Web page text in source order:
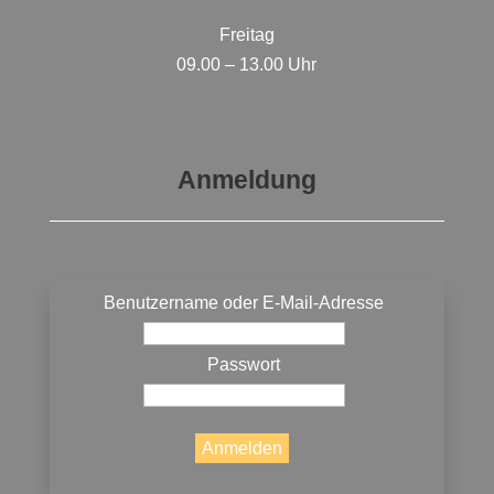
Freitag
09.00 – 13.00 Uhr
Anmeldung
Benutzername oder E-Mail-Adresse
Passwort